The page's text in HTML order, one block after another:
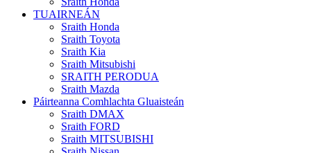
TUAIRNEÁN
Sraith Honda
Sraith Toyota
Sraith Kia
Sraith Mitsubishi
SRAITH PERODUA
Sraith Mazda
Páirteanna Comhlachta Gluaisteán
Sraith DMAX
Sraith FORD
Sraith MITSUBISHI